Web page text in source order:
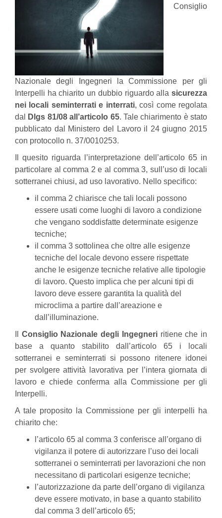
Consiglio
Nazionale degli Ingegneri la Commissione per gli
Interpelli ha chiarito un dubbio riguardo alla sicurezza
nei locali seminterrati e interrati, così come regolata
dal
Dlgs 81/08 all’articolo 65. Tale chiarimento è stato
pubblicato dal Ministero del Lavoro il 24 giugno 2015
con protocollo n. 37/0010253.
Il quesito riguarda l’interpretazione dell’articolo 65 in
particolare al comma 2 e al comma 3, sull’uso di locali
sotterranei chiusi, ad uso lavorativo. Nello specifico:
il comma 2 chiarisce che tali locali possono
essere usati come luoghi di lavoro a condizione
che vengano soddisfatte determinate esigenze
tecniche;
il comma 3 sottolinea che oltre alle esigenze
tecniche del locale devono essere rispettate
anche le esigenze tecniche relative alle tipologie
di lavoro. Questo implica che per alcuni tipi di
lavoro deve essere garantita la qualità del
microclima a partire dall’areazione e
dall’illuminazione.
Consiglio Nazionale degli Ingegneriritiene che in
base a quanto stabilito dall’articolo 65 i locali
sotterranei e seminterrati si possono ritenere idonei
per svolgere attività lavorativa per l’intera giornata di
lavoro e chiede conferma alla Commissione per gli
Interpelli.
A tale proposito la Commissione per gli interpelli ha
chiarito che:
l’articolo 65 al comma 3 conferisce all’organo di
vigilanza il potere di autorizzare l’uso dei locali
sotterranei o seminterrati per lavorazioni che non
necessitano di particolari esigenze tecniche;
l’autorizzazione da parte dell’organo di vigilanza
deve essere motivato, in base a quanto stabilito
dal comma 3 dell’articolo 65;